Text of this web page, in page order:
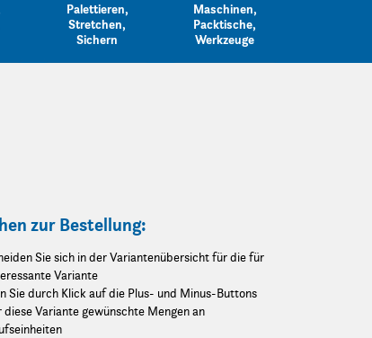
Palettieren,
Stretchen,
Sichern
Maschinen,
Packtische,
Werkzeuge
zur Bestellung:
Sie sich in der Variantenübersicht für die für
Variante
Sie durch Klick auf die Plus- und Minus-Buttons
diese Variante gewünschte Mengen an